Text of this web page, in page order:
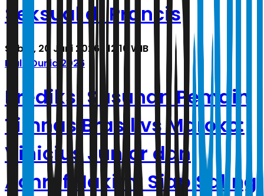
Seksual di Prancis
Sabtu, 20 Juni 2026 | 12.16 WIB
Piala Dunia 2026
Prediksi Susunan Pemain
Timnas Brasil vs Maroko:
Vinicius Junior dan
Achraf Hakimi Siap Saling